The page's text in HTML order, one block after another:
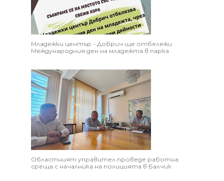
Младежки център - Добрич ще отбележи
Международния ден на младежта в парка
Областният управител проведе работна
среща с началника на полицията в Балчик